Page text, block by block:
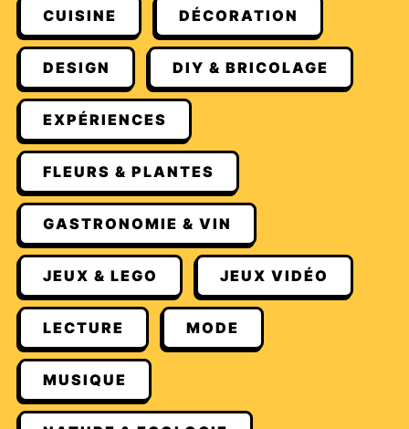
CUISINE DÉCORATION
DESIGN DIY & BRICOLAGE
EXPÉRIENCES
FLEURS & PLANTES
GASTRONOMIE & VIN
JEUX & LEGO JEUX VIDÉO
LECTURE MODE
MUSIQUE